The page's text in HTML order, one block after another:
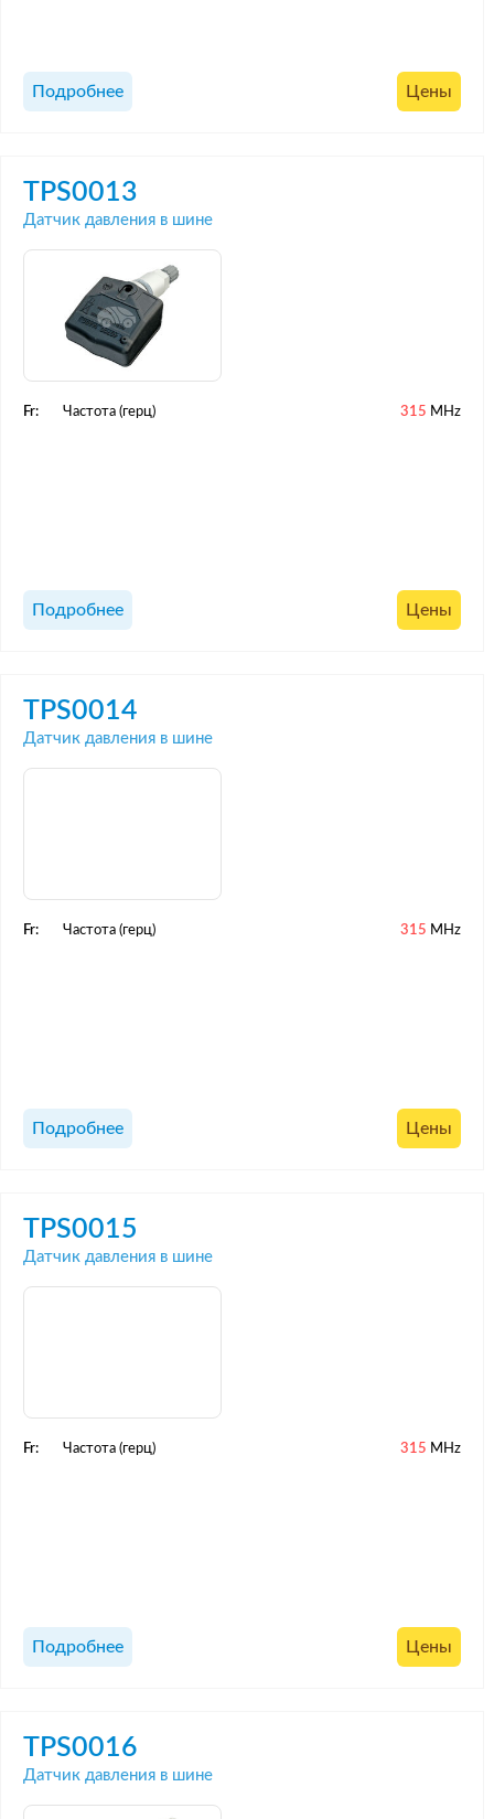
Подробнее Цены
TPS0013
Датчик давления в шине
Fr: Частота (герц) 315 MHz
Подробнее Цены
TPS0014
Датчик давления в шине
Fr: Частота (герц) 315 MHz
Подробнее Цены
TPS0015
Датчик давления в шине
Fr: Частота (герц) 315 MHz
Подробнее Цены
TPS0016
Датчик давления в шине